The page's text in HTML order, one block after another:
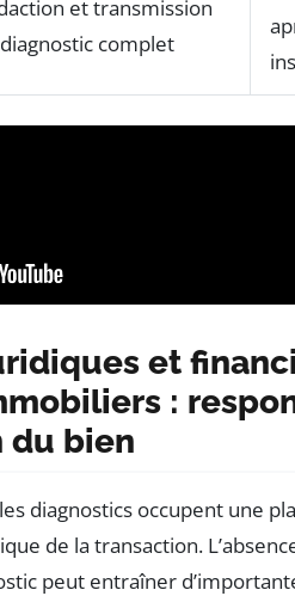
et transmission
complet
et
:
du bien
diagnostics occupent une
de la transaction.
peut entraîner